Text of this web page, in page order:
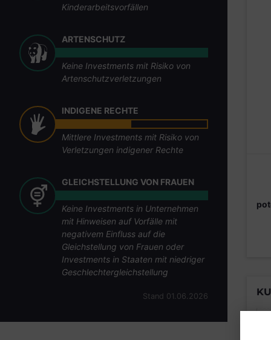
Kinderarbeitsvorfällen
ARTENSCHUTZ
Keine Investments mit Risiko von
Artenschutzverletzungen
INDIGENE RECHTE
Mittlere Investments mit Risiko von
Verletzungen indigener Rechte
GLEICHSTELLUNG VON FRAUEN
Keine Investments in Unternehmen
mit Hinweisen auf Vorfälle mit
negativem Einfluss auf die
Gleichstellung von Frauen oder
Investments in Staaten mit niedriger
Geschlechtergleichstellung
Stand 01.06.2026